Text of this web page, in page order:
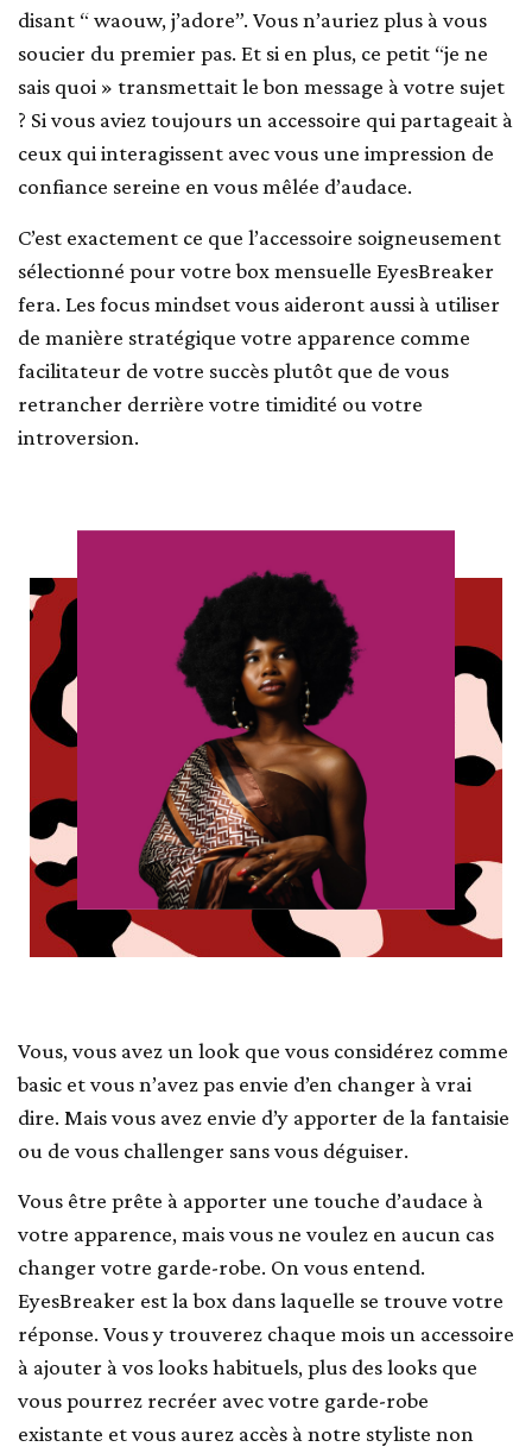
disant “ waouw, j’adore”. Vous n’auriez plus à vous
soucier du premier pas. Et si en plus, ce petit “je ne
sais quoi » transmettait le bon message à votre sujet
? Si vous aviez toujours un accessoire qui partageait à
ceux qui interagissent avec vous une impression de
confiance sereine en vous mêlée d’audace.
C’est exactement ce que l’accessoire soigneusement
sélectionné pour votre box mensuelle EyesBreaker
fera. Les focus mindset vous aideront aussi à utiliser
de manière stratégique votre apparence comme
facilitateur de votre succès plutôt que de vous
retrancher derrière votre timidité ou votre
introversion.
Vous, vous avez un look que vous considérez comme
basic et vous n’avez pas envie d’en changer à vrai
dire. Mais vous avez envie d’y apporter de la fantaisie
ou de vous challenger sans vous déguiser.
Vous être prête à apporter une touche d’audace à
votre apparence, mais vous ne voulez en aucun cas
changer votre garde-robe. On vous entend.
EyesBreaker est la box dans laquelle se trouve votre
réponse. Vous y trouverez chaque mois un accessoire
à ajouter à vos looks habituels, plus des looks que
vous pourrez recréer avec votre garde-robe
existante et vous aurez accès à notre styliste non